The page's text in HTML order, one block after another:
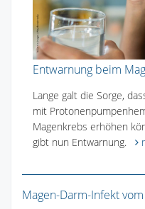
Entwarnung beim
Lange galt die Sorge,
mit
Magenkrebs erhöhen
gibt nun Entwarnung.
Magen-Darm-Infekt